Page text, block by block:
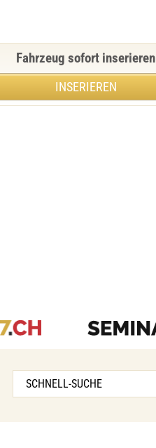
Fahrzeug sofort inserieren
INSERIEREN